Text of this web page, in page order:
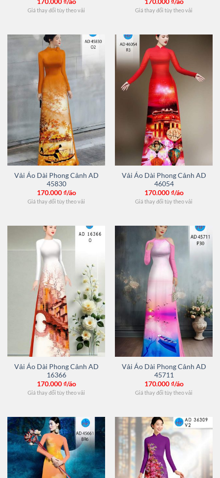
Giá thay đổi tùy theo vải Giá thay đổi tùy theo vải
Vải Áo Dài Phong Cảnh AD
45830
170.000₫/áo
Giá thay đổi tùy theo vải
Vải Áo Dài Phong Cảnh AD
46054
170.000₫/áo
Giá thay đổi tùy theo vải
Vải Áo Dài Phong Cảnh AD
16366
170.000₫/áo
Giá thay đổi tùy theo vải
Vải Áo Dài Phong Cảnh AD
45711
170.000₫/áo
Giá thay đổi tùy theo vải